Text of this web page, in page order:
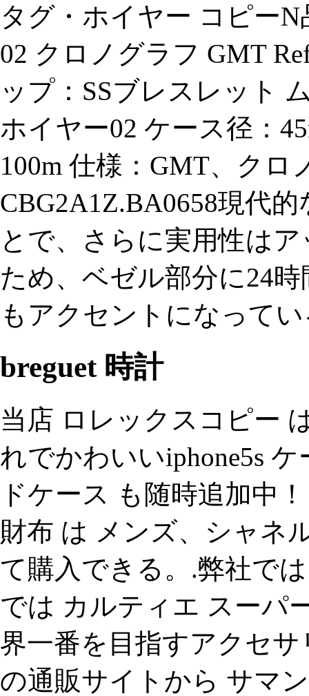
タグ・ホイヤー コピー
02 クロノグラフ GMT
ップ：SSブレスレット
ホイヤー02 ケース径：
100m 仕様：GMT、ク
CBG2A1Z.BA0658現代
とで、さらに実用性は
ため、ベゼル部分に24
もアクセントになって
breguet 時計
当店 ロレックスコピー
れでかわいいiphone5s
ドケース も随時追加中
財布 は メンズ、シャネ
て購入できる。.弊社で
では カルティエ スーパ
界一番を目指すアクセ
の通販サイトから サマン